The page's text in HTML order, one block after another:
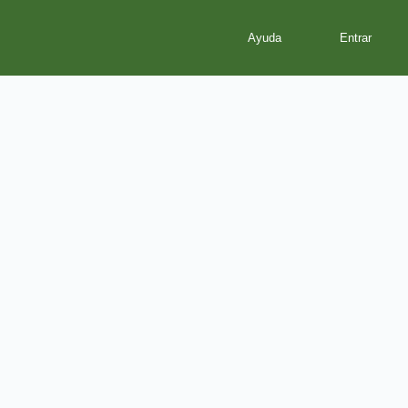
Ayuda